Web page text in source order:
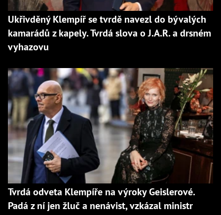
Ukřivděný Klempíř se tvrdě navezl do bývalých
kamarádů z kapely. Tvrdá slova o J.A.R. a drsném
vyhazovu
Tvrdá odveta Klempíře na výroky Geislerové.
Padá z ní jen žluč a nenávist, vzkázal ministr